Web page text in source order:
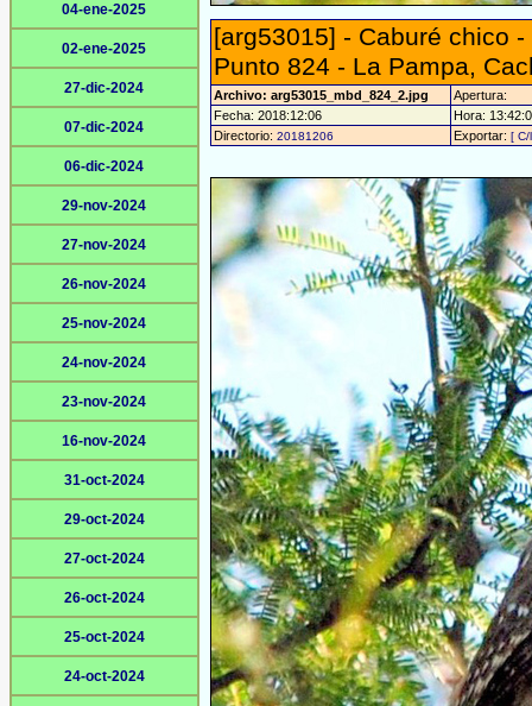
04-ene-2025
02-ene-2025
27-dic-2024
07-dic-2024
06-dic-2024
29-nov-2024
27-nov-2024
26-nov-2024
25-nov-2024
24-nov-2024
23-nov-2024
16-nov-2024
31-oct-2024
29-oct-2024
27-oct-2024
26-oct-2024
25-oct-2024
24-oct-2024
[arg53015] - Caburé chico
Punto 824 - La Pampa,
Archivo: arg53015_mbd_824_2.jpg
Apertura:
Fecha: 2018:12:06
Hora:
Directorio: 20181206 Exportar: [ C/